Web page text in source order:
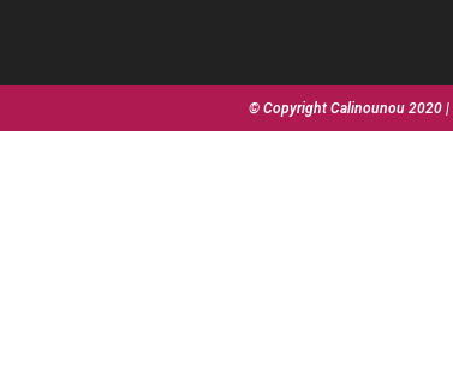
© Copyright Calinounou 2020 |